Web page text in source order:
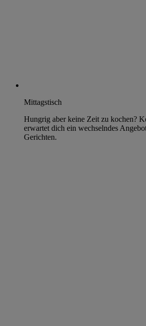
Mittagstisch
Hungrig aber keine Zeit zu kochen?
erwartet dich ein wechselndes
Gerichten.